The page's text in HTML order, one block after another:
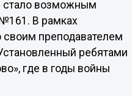
стало возможным
В рамках
своим преподавателем
ребятами
где в годы войны